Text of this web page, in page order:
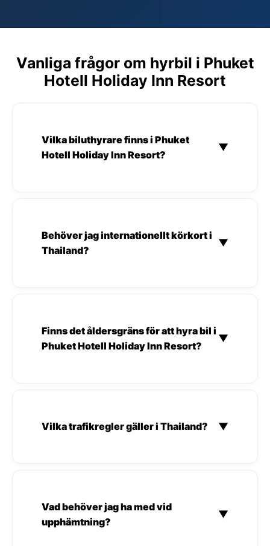
Vanliga frågor om hyrbil i Phuket
Hotell Holiday Inn Resort
Vilka biluthyrare finns i Phuket
Hotell Holiday Inn Resort?
▼
Behöver jag internationellt körkort i
Thailand?
▼
Finns det åldersgräns för att hyra bil i
Phuket Hotell Holiday Inn Resort?
▼
Vilka trafikregler gäller i Thailand? ▼
Vad behöver jag ha med vid
upphämtning?
▼